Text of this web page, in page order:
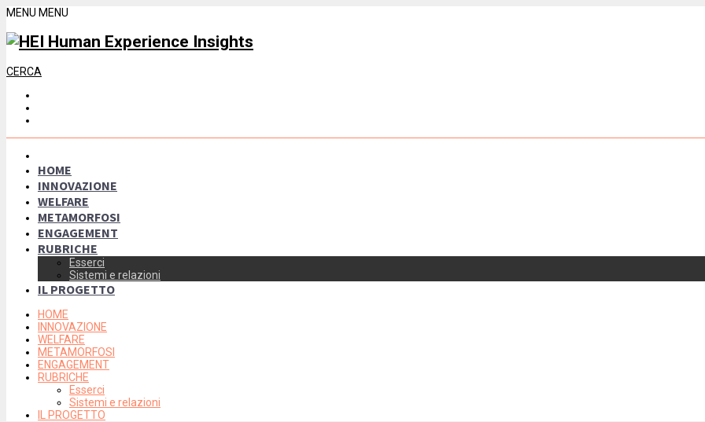
MENU MENU
CERCA
HOME
INNOVAZIONE
WELFARE
METAMORFOSI
ENGAGEMENT
RUBRICHE
Esserci
Sistemi e relazioni
IL PROGETTO
HOME
INNOVAZIONE
WELFARE
METAMORFOSI
ENGAGEMENT
RUBRICHE
Esserci
Sistemi e relazioni
IL PROGETTO